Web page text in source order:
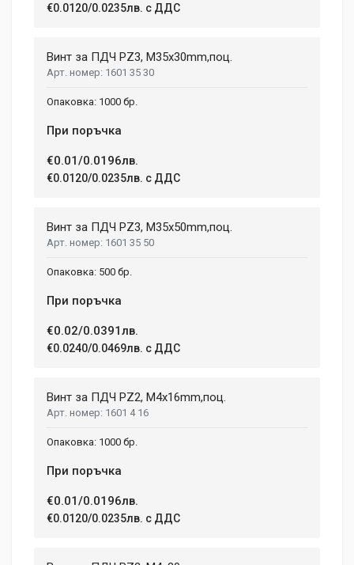
Post Your Review
€0.0120/0.0235лв. с ДДС
Винт за ПДЧ PZ3, M35x30mm,поц.
1601 35 30
1000 бр.
При поръчка
€0.01/0.0196лв.
€0.0120/0.0235лв. с ДДС
Винт за ПДЧ PZ3, M35x50mm,поц.
1601 35 50
500 бр.
При поръчка
€0.02/0.0391лв.
€0.0240/0.0469лв. с ДДС
Винт за ПДЧ PZ2, M4x16mm,поц.
1601 4 16
1000 бр.
При поръчка
€0.01/0.0196лв.
€0.0120/0.0235лв. с ДДС